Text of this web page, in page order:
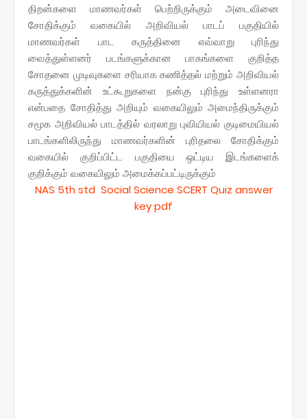
திறன்களை மாணவர்கள் பெற்றிருக்கும் அடைவினை
சோதிக்கும் வகையில் அறிவியல் பாடப் பகுதியில்
மாணவர்கள் பாட கருத்தினை எவ்வாறு புரிந்து
வைத்துள்ளனர் படங்களுக்கான பாகங்களை குறித்த
சோதனை முடிவுகளை சரியாக கணித்தல் மற்றும் அறிவியல்
கருத்துக்களின் உட்கூறுகளை நன்கு புரிந்து உள்ளனரா
என்பதை சோதித்து அறியும் வகையிலும் அமைந்திருக்கும்
சமூக அறிவியல் பாடத்தில் வரலாறு புவியியல் குடிமையியல்
பாடங்களிலிருந்து மாணவர்களின் புரிதலை சோதிக்கும்
வகையில் குறிப்பிட்ட பகுதியை ஒட்டிய இடங்களைக்
குறிக்கும் வகையிலும் அமைக்கப்பட்டிருக்கும்
NAS 5th std Social Science SCERT Quiz answer
key pdf